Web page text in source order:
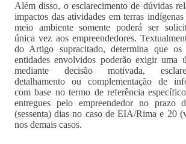
Além disso, o esclarecimento de dúvidas
impactos das atividades em terras
meio ambiente somente poderá ser
única vez aos empreendedores.
do Artigo supracitado, determina que os
entidades envolvidos poderão exigir uma
mediante decisão motivada,
detalhamento ou complementação de
com base no termo de referência
entregues pelo empreendedor no prazo
(sessenta) dias no caso de EIA/Rima e 20
nos demais casos.